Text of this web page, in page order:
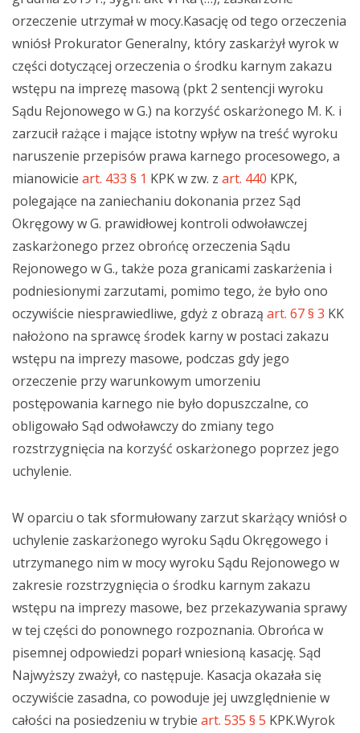
orzeczenie utrzymał w mocy.Kasację od tego orzeczenia
wniósł Prokurator Generalny, który zaskarżył wyrok w
części dotyczącej orzeczenia o środku karnym zakazu
wstępu na imprezę masową (pkt 2 sentencji wyroku
Sądu Rejonowego w G.) na korzyść oskarżonego M. K. i
zarzucił rażące i mające istotny wpływ na treść wyroku
naruszenie przepisów prawa karnego procesowego, a
mianowicie art. 433 § 1 KPK w zw. z art. 440 KPK,
polegające na zaniechaniu dokonania przez Sąd
Okręgowy w G. prawidłowej kontroli odwoławczej
zaskarżonego przez obrońcę orzeczenia Sądu
Rejonowego w G., także poza granicami zaskarżenia i
podniesionymi zarzutami, pomimo tego, że było ono
oczywiście niesprawiedliwe, gdyż z obrazą art. 67 § 3 KK
nałożono na sprawcę środek karny w postaci zakazu
wstępu na imprezy masowe, podczas gdy jego
orzeczenie przy warunkowym umorzeniu
postępowania karnego nie było dopuszczalne, co
obligowało Sąd odwoławczy do zmiany tego
rozstrzygnięcia na korzyść oskarżonego poprzez jego
uchylenie.
W oparciu o tak sformułowany zarzut skarżący wniósł o
uchylenie zaskarżonego wyroku Sądu Okręgowego i
utrzymanego nim w mocy wyroku Sądu Rejonowego w
zakresie rozstrzygnięcia o środku karnym zakazu
wstępu na imprezy masowe, bez przekazywania sprawy
w tej części do ponownego rozpoznania. Obrońca w
pisemnej odpowiedzi poparł wniesioną kasację. Sąd
Najwyższy zważył, co następuje. Kasacja okazała się
oczywiście zasadna, co powoduje jej uwzględnienie w
całości na posiedzeniu w trybie art. 535 § 5 KPK.Wyrok